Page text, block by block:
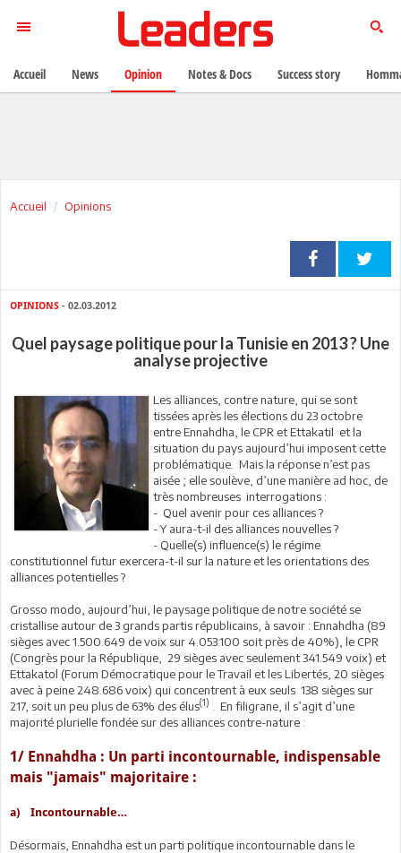
Accueil Opinions
OPINIONS - 02.03.2012
Quel paysage politique pour la Tunisie en 2013 ? Une
analyse projective
Les alliances, contre nature, qui se sont
tissées après les élections du 23 octobre
entre Ennahdha, le CPR et Ettakatil et la
situation du pays aujourd’hui imposent cette
problématique. Mais la réponse n’est pas
aisée ; elle soulève, d’une manière ad hoc, de
très nombreuses interrogations :
- Quel avenir pour ces alliances ?
- Y aura-t-il des alliances nouvelles ?
- Quelle(s) influence(s) le régime
constitutionnel futur exercera-t-il sur la nature et les orientations des
alliances potentielles ?
Grosso modo, aujourd’hui, le paysage politique de notre société se
cristallise autour de 3 grands partis républicains, à savoir : Ennahdha (89
sièges avec 1.500.649 de voix sur 4.053.100 soit près de 40%), le CPR
(Congrès pour la République, 29 sièges avec seulement 341.549 voix) et
Ettakatol (Forum Démocratique pour le Travail et les Libertés, 20 sièges
avec à peine 248.686 voix) qui concentrent à eux seuls 138 sièges sur
217, soit un peu plus de 63% des élus(1)
. En filigrane, il s’agit d’une
majorité plurielle fondée sur des alliances contre-nature :
1/ Ennahdha : Un parti incontournable, indispensable
mais ″jamais″ majoritaire :
a) Incontournable…
Désormais, Ennahdha est un parti politique incontournable dans le
Accueil News Opinion Notes & Docs Success story